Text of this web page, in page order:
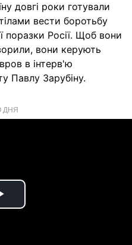
довгі роки готували
вести боротьбу
поразки Росії. Щоб вони
вони керують
в інтерв'ю
Павлу Зарубіну.
ДНЯ